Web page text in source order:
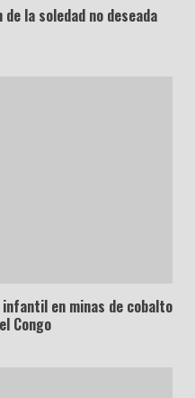
la soledad no deseada
infantil en minas de cobalto
Congo